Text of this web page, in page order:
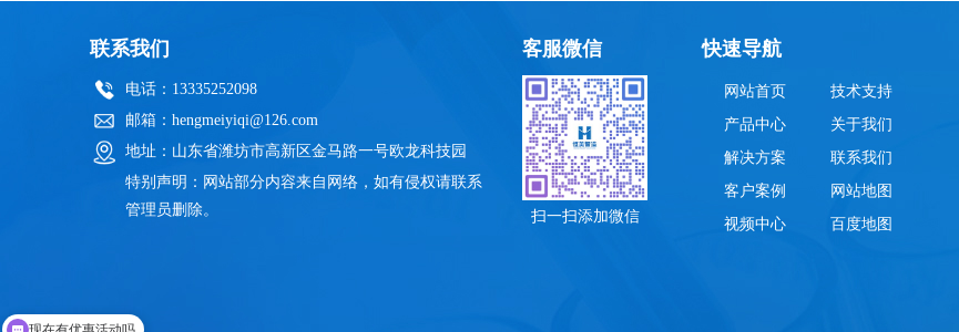
联系我们
电话：13335252098
邮箱：hengmeiyiqi@126.com
地址：山东省潍坊市高新区金马路一号欧龙科技园
特别声明：网站部分内容来自网络，如有侵权请联系
管理员删除。
客服微信
扫一扫添加微信
快速导航
网站首页
产品中心
解决方案
客户案例
视频中心
技术支持
关于我们
联系我们
网站地图
百度地图